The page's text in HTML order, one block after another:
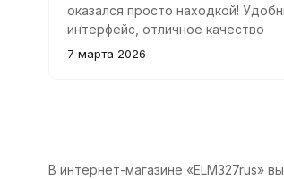
оказался просто находкой!
интерфейс, отличное качество
сборки и хорошая поддержка.
7 марта 2026
В интернет-магазине «ELM327rus»